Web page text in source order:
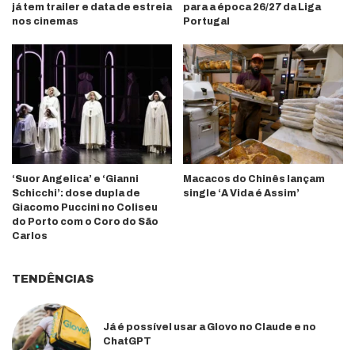
já tem trailer e data de estreia
nos cinemas
para a época 26/27 da Liga
Portugal
‘Suor Angelica’ e ‘Gianni
Schicchi’: dose dupla de
Giacomo Puccini no Coliseu
do Porto com o Coro do São
Carlos
Macacos do Chinês lançam
single ‘A Vida é Assim’
TENDÊNCIAS
Já é possível usar a Glovo no Claude e no
ChatGPT